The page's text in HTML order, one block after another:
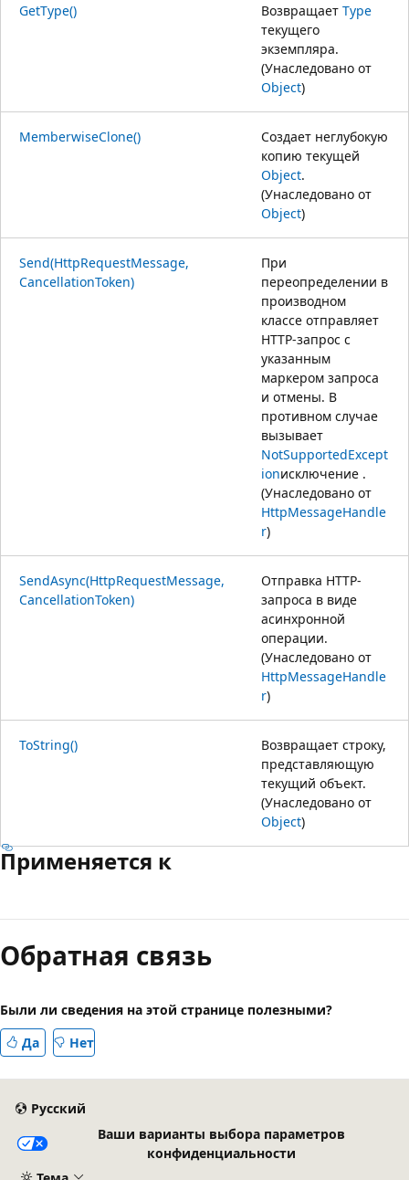
GetType() Возвращает Type
текущего
экземпляра.
(Унаследовано от
Object)
MemberwiseClone()
Создает неглубокую
копию текущей
Object.
(Унаследовано от
Object)
Send(HttpRequestMessage,
CancellationToken)
При
переопределении в
производном
классе отправляет
HTTP-запрос с
указанным
маркером запроса
и отмены. В
противном случае
вызывает
NotSupportedExcept
ionисключение .
(Унаследовано от
HttpMessageHandle
r)
SendAsync(HttpRequestMessage,
CancellationToken)
Отправка HTTP-
запроса в виде
асинхронной
операции.
(Унаследовано от
HttpMessageHandle
r)
ToString()
Возвращает строку,
представляющую
текущий объект.
(Унаследовано от
Object)
Применяется к
Обратная связь
Были ли сведения на этой странице полезными?
Да
Нет
Русский
Ваши варианты выбора параметров
конфиденциальности